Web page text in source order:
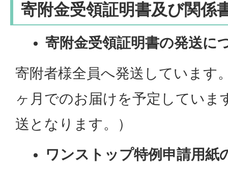
寄附金受領証明書及び関係
寄附金受領証明書の発送に
寄附者様全員へ発送しています
ヶ月でのお届けを予定していま
送となります。）
ワンストップ特例申請用紙